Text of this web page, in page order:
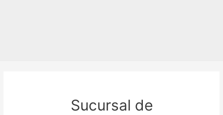
Sucursal de